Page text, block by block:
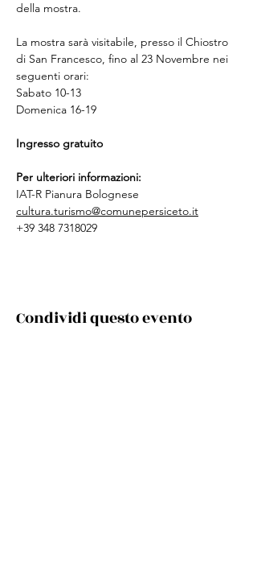
della mostra.
La mostra sarà visitabile, presso il Chiostro
di San Francesco, fino al 23 Novembre nei
seguenti orari:
Sabato 10-13
Domenica 16-19
Ingresso gratuito
Per ulteriori informazioni:
IAT-R Pianura Bolognese
cultura.turismo@comunepersiceto.it
+39 348 7318029
Condividi questo evento